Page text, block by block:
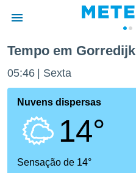
da
foi
fornecidas
a este
Tempo em Gorredijk
05:46 Sexta
Nuvens dispersas
14°
Sensação de 14°